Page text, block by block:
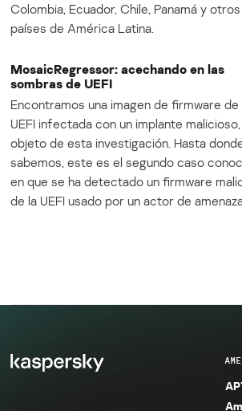
Colombia, Ecuador, Chile, Panamá y otros
países de América Latina.
MosaicRegressor: acechando en las
sombras de UEFI
Encontramos una imagen de firmware de
UEFI infectada con un implante
objeto de esta investigación. Hasta
sabemos, este es el segundo caso
en que se ha detectado un firmware
de la UEFI usado por un actor de